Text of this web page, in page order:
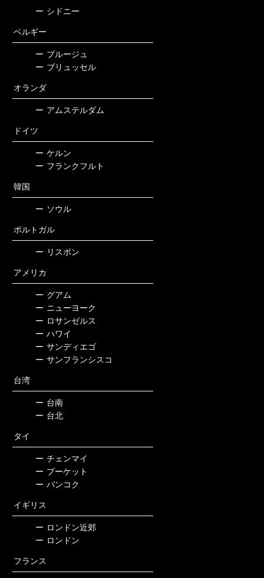
ー シドニー
ベルギー
ー ブルージュ
ー ブリュッセル
オランダ
ー アムステルダム
ドイツ
ー ケルン
ー フランクフルト
韓国
ー ソウル
ポルトガル
ー リスボン
アメリカ
ー グアム
ー ニューヨーク
ー ロサンゼルス
ー ハワイ
ー サンディエゴ
ー サンフランシスコ
台湾
ー 台南
ー 台北
タイ
ー チェンマイ
ー プーケット
ー バンコク
イギリス
ー ロンドン近郊
ー ロンドン
フランス